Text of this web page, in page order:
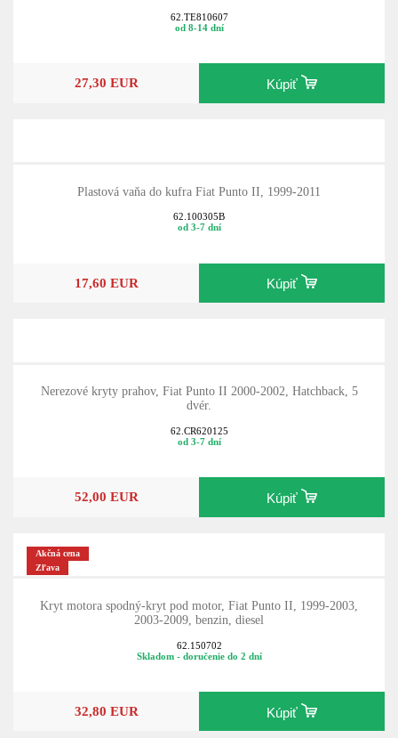
62.TE810607
od 8-14 dní
27,30 EUR Kúpiť
Plastová vaňa do kufra Fiat Punto II, 1999-2011
62.100305B
od 3-7 dní
17,60 EUR Kúpiť
Nerezové kryty prahov, Fiat Punto II 2000-2002, Hatchback, 5
dvér.
62.CR620125
od 3-7 dní
52,00 EUR Kúpiť
Akčná cena
Zľava
Kryt motora spodný-kryt pod motor, Fiat Punto II, 1999-2003,
2003-2009, benzin, diesel
62.150702
Skladom - doručenie do 2 dní
32,80 EUR Kúpiť